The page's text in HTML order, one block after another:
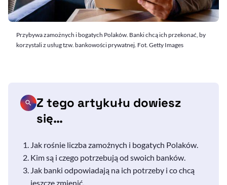
Przybywa zamożnych i bogatych Polaków. Banki chcą ich przekonać, by
korzystali z usług tzw. bankowości prywatnej. Fot. Getty Images
Z tego artykułu dowiesz
się…
Jak rośnie liczba zamożnych i bogatych Polaków.
Kim są i czego potrzebują od swoich banków.
Jak banki odpowiadają na ich potrzeby i co chcą
jeszcze zmienić.